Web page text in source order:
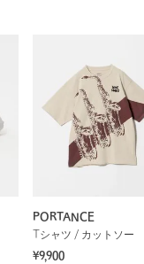
PORTANCE
Tシャツ / カットソー
¥9,900